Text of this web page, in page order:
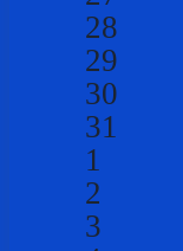
28
29
30
31
1
2
3